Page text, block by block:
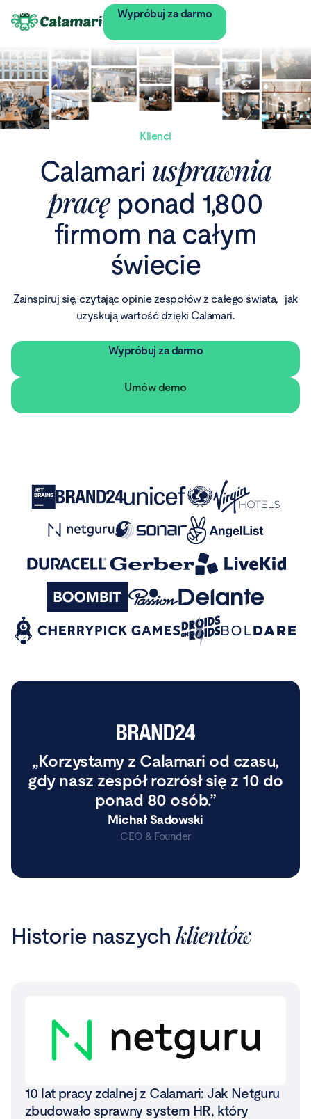
Wypróbuj za darmo
Klienci
Calamari usprawnia
pracęponad 1,800
firmom na całym
świecie
Zainspiruj się, czytając opinie zespołów z całego świata, jak
uzyskują wartość dzięki Calamari.
Wypróbuj za darmo
Umów demo
Korzystamy z Calamari od czasu,
gdy nasz zespół rozrósł się z 10 do
ponad 80 osób.
Michał Sadowski
CEO & Founder
Historie naszych klientów
10 lat pracy zdalnej z Calamari: Jak Netguru
zbudowało sprawny system HR, który